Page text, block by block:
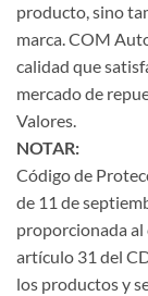
producto, sino
marca. COM
calidad que
mercado de
Valores.
NOTAR:
Código de
de 11 de
proporcionada al
artículo 31 del
los productos y